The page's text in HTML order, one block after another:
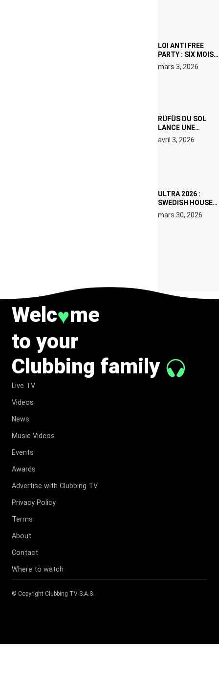
LOI ANTI FREE
PARTY : SIX MOIS
DE PRISON ET 5
000 € D’AMENDE
mars 3, 2026
RÜFÜS DU SOL
LANCE UNE
RÉSIDENCE DJ
SET DE QUATRE
avril 3, 2026
ULTRA 2026 :
SWEDISH HOUSE
MAFIA RETROUVE
ERIC PRYDZ DANS
mars 30, 2026
Welc♥me
to your
Clubbing family
Live TV
Videos
News
Music Videos
Events
Awards
Advertise with Clubbing TV
Privacy Policy
Terms
About
Contact
Where to watch
© Copyright Clubbing TV S.A.S .